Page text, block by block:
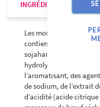
INGRÉDIENTS
Les morceaux de bœuf
contiennent : du bœuf,
sojaharicots, sel,
hydrolysée, de l’extrait
l’aromatisant, des
de sodium, de l’extrait
d’acidité (acide